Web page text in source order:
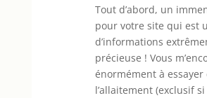
Tout d’abord, un
pour votre site qui est
d’informations
précieuse ! Vous
énormément à
l’allaitement (exclusif